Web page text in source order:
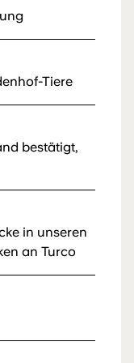
Tiere
bestätigt,
in unseren
an Turco